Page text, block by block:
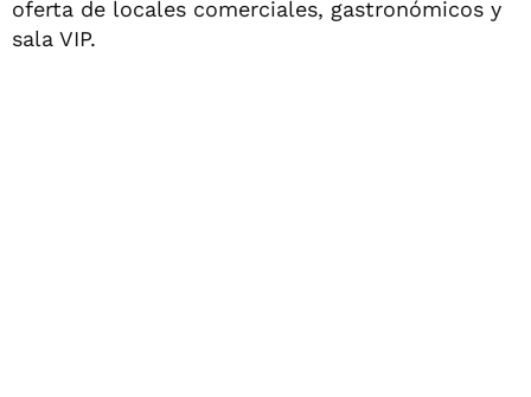
oferta de locales comerciales, gastronómicos y
sala VIP.